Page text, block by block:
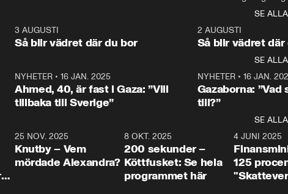
kommentator My
Rohwedder ställer
utbildnings- och
Mohamsson till svars.
Rohwedder ställer
statsminister Ulf Kristersson
centrum i
avsnittet av
Makten”. Se
Aftonbladets
Rohwedder
Thand Ring
SE ALLA
3 AUGUSTI
Så blir vädret där du bor
2 AUGUSTI
Så blir vädret där
SE ALLA
NYHETER• 16 JAN. 2025
Ahmed, 40, är fast i Gaza: ”Vill
tillbaka till Sverige”
NYHETER• 16 JAN.
Gazaborna:
till?”
SE ALLA
31:05
25 NOV. 2025
Knutby – Vem
mördade Alexandra?
4:29
8 OKT. 2025
200 sekunder –
Köttfusket: Se hela
programmet här
4 JUNI 2025
125